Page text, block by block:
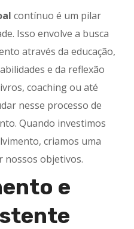
contínuo é um pilar
Isso envolve a busca
através da educação,
e da reflexão
coaching ou até
nesse processo de
Quando investimos
criamos uma
nossos objetivos.
e